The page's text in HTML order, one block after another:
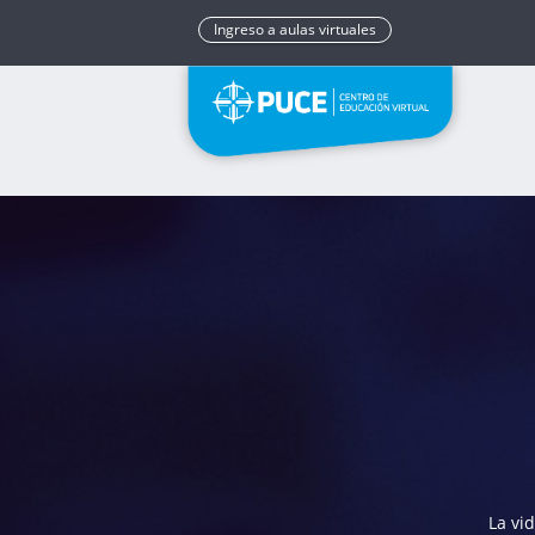
Ingreso a aulas virtuales
La